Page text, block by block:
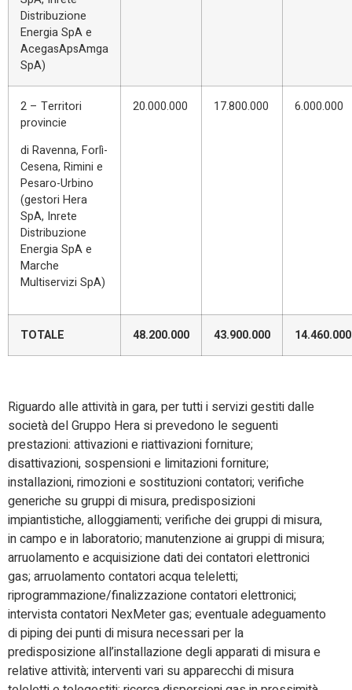
Distribuzione
Energia SpA e
AcegasApsAmga
SpA)
2 – Territori
provincie
di Ravenna, Forlì-
Cesena, Rimini e
Pesaro-Urbino
(gestori Hera
SpA, Inrete
Distribuzione
Energia SpA e
Marche
Multiservizi SpA)
20.000.000 17.800.000 6.000.000
TOTALE 48.200.000 43.900.000 14.460.000
Riguardo alle attività in gara, per tutti i servizi gestiti dalle
società del Gruppo Hera si prevedono le seguenti
prestazioni: attivazioni e riattivazioni forniture;
disattivazioni, sospensioni e limitazioni forniture;
installazioni, rimozioni e sostituzioni contatori; verifiche
generiche su gruppi di misura, predisposizioni
impiantistiche, alloggiamenti; verifiche dei gruppi di misura,
in campo e in laboratorio; manutenzione ai gruppi di misura;
arruolamento e acquisizione dati dei contatori elettronici
gas; arruolamento contatori acqua teleletti;
riprogrammazione/finalizzazione contatori elettronici;
intervista contatori NexMeter gas; eventuale adeguamento
di piping dei punti di misura necessari per la
predisposizione all’installazione degli apparati di misura e
relative attività; interventi vari su apparecchi di misura